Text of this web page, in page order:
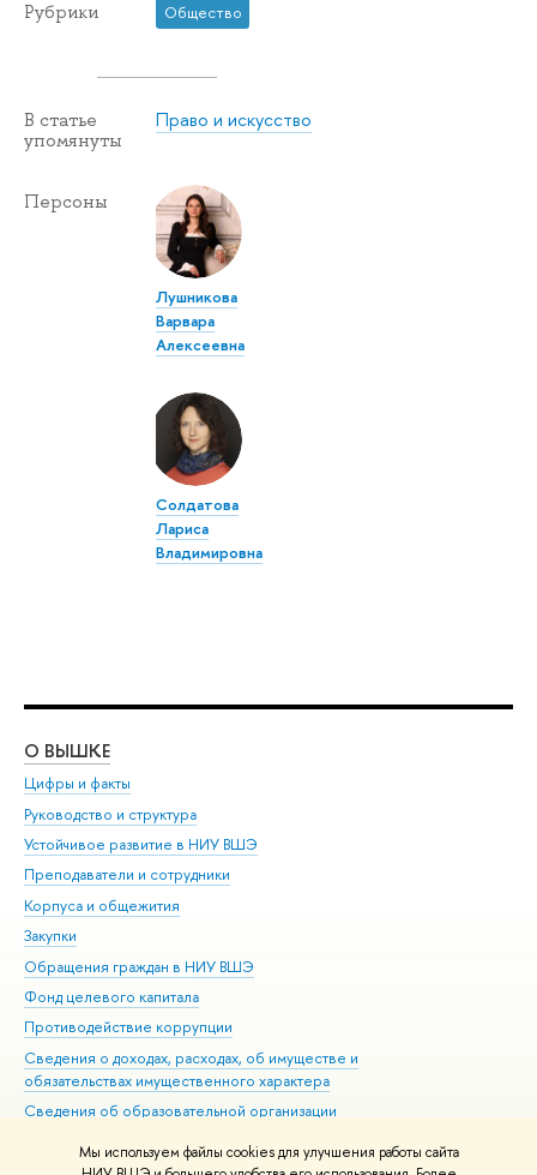
Мы используем файлы cookies для улучшения работы сайта
Рубрики Общество
В статье
упомянуты
Право и искусство
Персоны
Лушникова
Варвара
Алексеевна
Солдатова
Лариса
Владимировна
О ВЫШКЕ
Цифры и факты
Руководство и структура
Устойчивое развитие в НИУ ВШЭ
Преподаватели и сотрудники
Корпуса и общежития
Закупки
Обращения граждан в НИУ ВШЭ
Фонд целевого капитала
Противодействие коррупции
Сведения о доходах, расходах, об имуществе и
обязательствах имущественного характера
Сведения об образовательной организации
Людям с ограниченными возможностями здоровья